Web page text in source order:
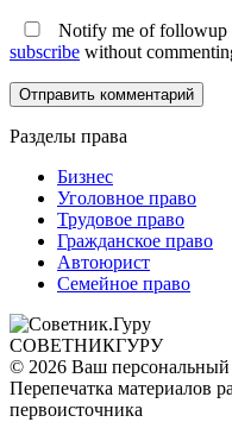
Notify me of followup
subscribe without
Разделы права
Бизнес
Уголовное право
Трудовое право
Гражданское право
Автоюрист
Семейное право
СОВЕТНИКГУРУ
© 2026 Ваш
Перепечатка материалов
первоисточника